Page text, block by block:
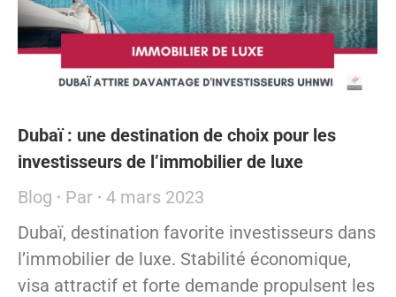
Dubaï : une destination de choix pour les
investisseurs de l’immobilier de luxe
Blog
Par
4 mars 2023
Dubaï, destination favorite investisseurs dans
l’immobilier de luxe. Stabilité économique,
visa attractif et forte demande propulsent les